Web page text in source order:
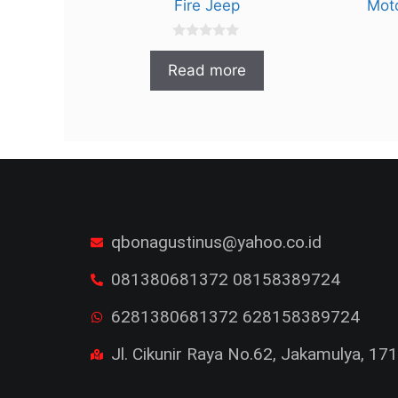
Fire Jeep
0
u
Read more
qbonagustinus@yahoo.co.id
081380681372 08158389724
6281380681372 628158389724
Jl. Cikunir Raya No.62, Jakamulya,